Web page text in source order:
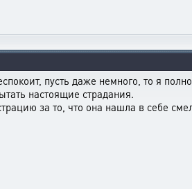
пусть даже немного, то я
настоящие страдания.
за то, что она нашла в себе